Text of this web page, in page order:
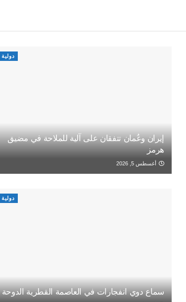
دولية
إيران وعُمان تتفقان على آلية للملاحة في مضيق
هرمز
أغسطس 5, 2026
دولية
سماع دوي انفجارات في العاصمة القطرية الدوحة